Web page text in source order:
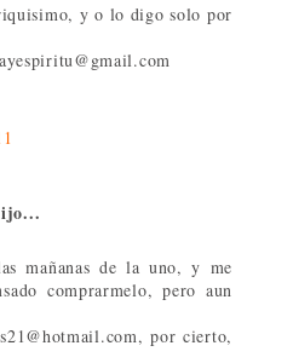
y o lo digo solo por
mañanas de la uno, y me
comprarmelo, pero aun
por cierto,